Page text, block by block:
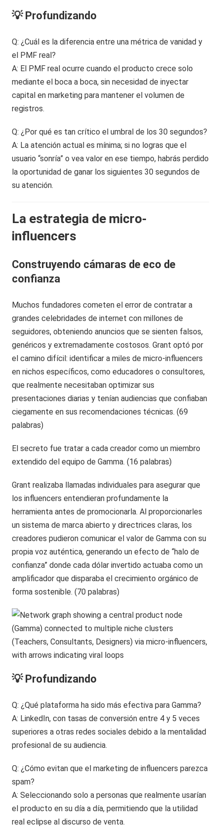
💡 Profundizando
Q: ¿Cuál es la diferencia entre una métrica de vanidad y
el PMF real?
A: El PMF real ocurre cuando el producto crece solo
mediante el boca a boca, sin necesidad de inyectar
capital en marketing para mantener el volumen de
registros.
Q: ¿Por qué es tan crítico el umbral de los 30 segundos?
A: La atención actual es mínima; si no logras que el
usuario “sonría” o vea valor en ese tiempo, habrás perdido
la oportunidad de ganar los siguientes 30 segundos de
su atención.
La estrategia de micro-
influencers
Construyendo cámaras de eco de
confianza
Muchos fundadores cometen el error de contratar a
grandes celebridades de internet con millones de
seguidores, obteniendo anuncios que se sienten falsos,
genéricos y extremadamente costosos. Grant optó por
el camino difícil: identificar a miles de micro-influencers
en nichos específicos, como educadores o consultores,
que realmente necesitaban optimizar sus
presentaciones diarias y tenían audiencias que confiaban
ciegamente en sus recomendaciones técnicas. (69
palabras)
El secreto fue tratar a cada creador como un miembro
extendido del equipo de Gamma. (16 palabras)
Grant realizaba llamadas individuales para asegurar que
los influencers entendieran profundamente la
herramienta antes de promocionarla. Al proporcionarles
un sistema de marca abierto y directrices claras, los
creadores pudieron comunicar el valor de Gamma con su
propia voz auténtica, generando un efecto de “halo de
confianza” donde cada dólar invertido actuaba como un
amplificador que disparaba el crecimiento orgánico de
forma sostenible. (70 palabras)
💡 Profundizando
Q: ¿Qué plataforma ha sido más efectiva para Gamma?
A: LinkedIn, con tasas de conversión entre 4 y 5 veces
superiores a otras redes sociales debido a la mentalidad
profesional de su audiencia.
Q: ¿Cómo evitan que el marketing de influencers parezca
spam?
A: Seleccionando solo a personas que realmente usarían
el producto en su día a día, permitiendo que la utilidad
real eclipse al discurso de venta.